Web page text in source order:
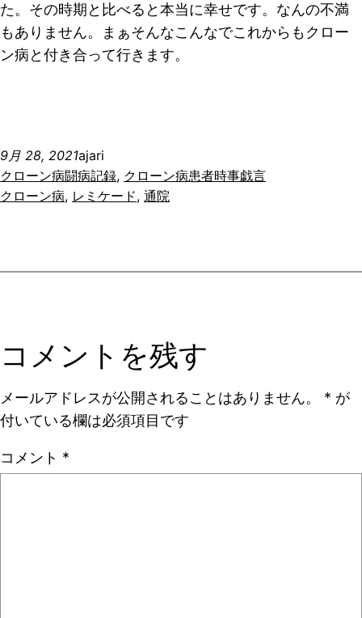
た。その時期と比べると本当に幸せです。なんの不満
もありません。まぁそんなこんなでこれからもクロー
ン病と付き合って行きます。
9月 28, 2021ajari
クローン病闘病記録, クローン病患者時事戯言
クローン病, レミケード, 通院
コメントを残す
メールアドレスが公開されることはありません。 * が
付いている欄は必須項目です
コメント *